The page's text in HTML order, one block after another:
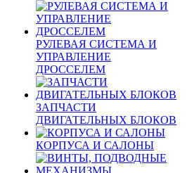
РУЛЕВАЯ СИСТЕМА И
УПРАВЛЕНИЕ
ДРОССЕЛЕМ
ЗАПЧАСТИ
ДВИГАТЕЛЬНЫХ БЛОКОВ
КОРПУСА И САЛОНЫ